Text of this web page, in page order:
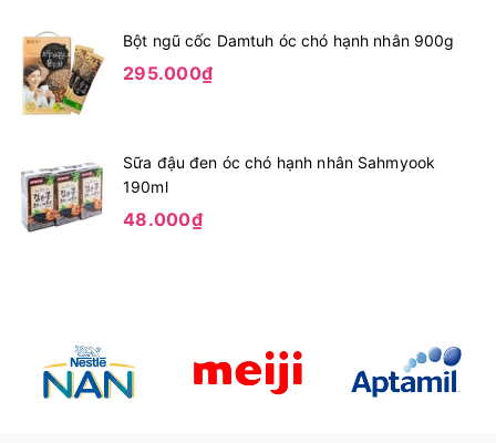
Bột ngũ cốc Damtuh óc chó hạnh nhân 900g
295.000₫
Sữa đậu đen óc chó hạnh nhân Sahmyook
190ml
48.000₫